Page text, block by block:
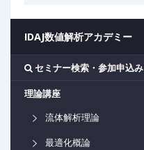
IDAJ数値解析アカデミー
セミナー検索・参加申込み
理論講座
流体解析理論
最適化概論